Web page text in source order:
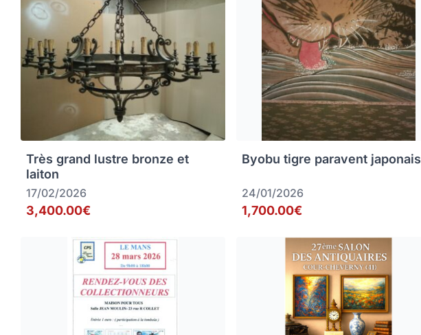
Très grand lustre bronze et
laiton
17/02/2026
3,400.00€
Byobu tigre paravent japonais
24/01/2026
1,700.00€